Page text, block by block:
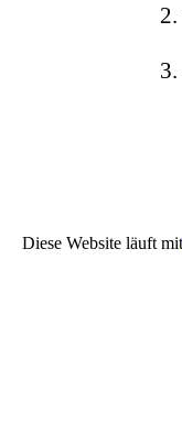
Diese Website läuft mit